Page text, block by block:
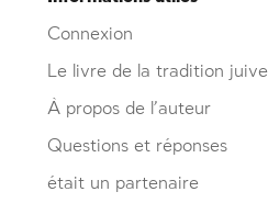
Connexion
Le livre de la tradition juive
À propos de l’auteur
Questions et réponses
était un partenaire